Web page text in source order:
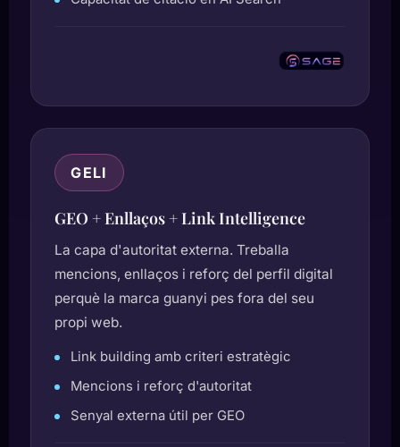
GELI
GEO + Enllaços + Link Intelligence
La capa d'autoritat externa. Treballa
mencions, enllaços i reforç del perfil digital
perquè la marca guanyi pes fora del seu
propi web.
Link building amb criteri estratègic
Mencions i reforç d'autoritat
Senyal externa útil per GEO